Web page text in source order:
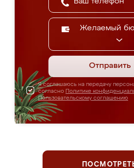
Желаемый
Отправить
Я соглашаюсь на передачу
согласно Политике
Пользовательскому соглашению